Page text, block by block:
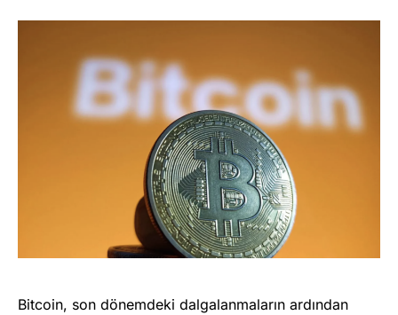
Bitcoin, son dönemdeki dalgalanmaların ardından